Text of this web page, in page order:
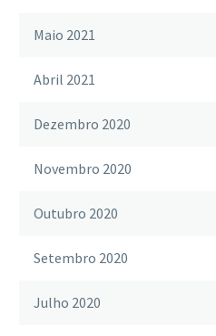
Maio 2021
Abril 2021
Dezembro 2020
Novembro 2020
Outubro 2020
Setembro 2020
Julho 2020